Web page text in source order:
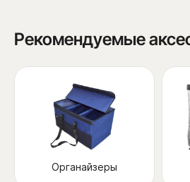
Рекомендуемые
Органайзеры